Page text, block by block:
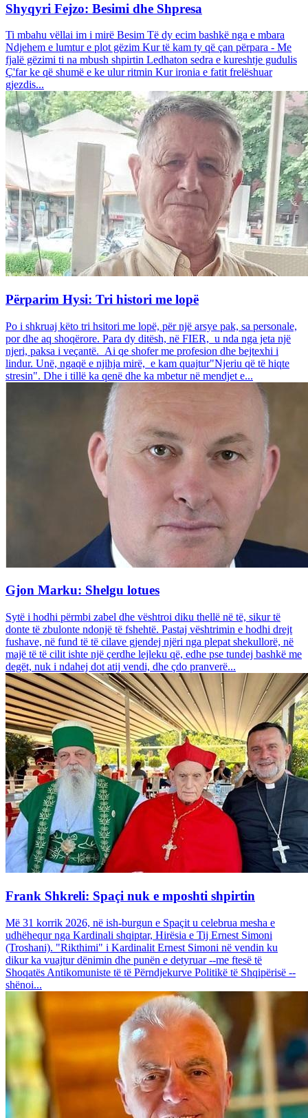
Shyqyri Fejzo: Besimi dhe Shpresa
Ti mbahu vëllai im i mirë Besim Të dy ecim bashkë nga e mbara
Ndjehem e lumtur e plot gëzim Kur të kam ty që çan përpara - Me
fjalë gëzimi ti na mbush shpirtin Ledhaton sedra e kureshtje gudulis
Ç'far ke që shumë e ke ulur ritmin Kur ironia e fatit frelëshuar
gjezdis...
Përparim Hysi: Tri histori me lopë
Po i shkruaj këto tri hsitori me lopë, për një arsye pak, sa personale,
por dhe aq shoqërore. Para dy ditësh, në FIER, u nda nga jeta një
njeri, paksa i veçantë. Ai qe shofer me profesion dhe bejtexhi i
lindur. Unë, ngaqë e njihja mirë, e kam quajtur"Njeriu që të hiqte
stresin". Dhe i tillë ka qenë dhe ka mbetur në mendjet e...
Gjon Marku: Shelgu lotues
Sytë i hodhi përmbi zabel dhe vështroi diku thellë në të, sikur të
donte të zbulonte ndonjë të fshehtë. Pastaj vështrimin e hodhi drejt
fushave, në fund të të cilave gjendej njëri nga plepat shekullorë, në
majë të të cilit ishte një çerdhe lejleku që, edhe pse tundej bashkë me
degët, nuk i ndahej dot atij vendi, dhe çdo pranverë...
Frank Shkreli: Spaçi nuk e mposhti shpirtin
Më 31 korrik 2026, në ish-burgun e Spaçit u celebrua mesha e
udhëhequr nga Kardinali shqiptar, Hirësia e Tij Ernest Simoni
(Troshani). "Rikthimi" i Kardinalit Ernest Simoni në vendin ku
dikur ka vuajtur dënimin dhe punën e detyruar --me ftesë të
Shoqatës Antikomuniste të të Përndjekurve Politikë të Shqipërisë --
shënoi...